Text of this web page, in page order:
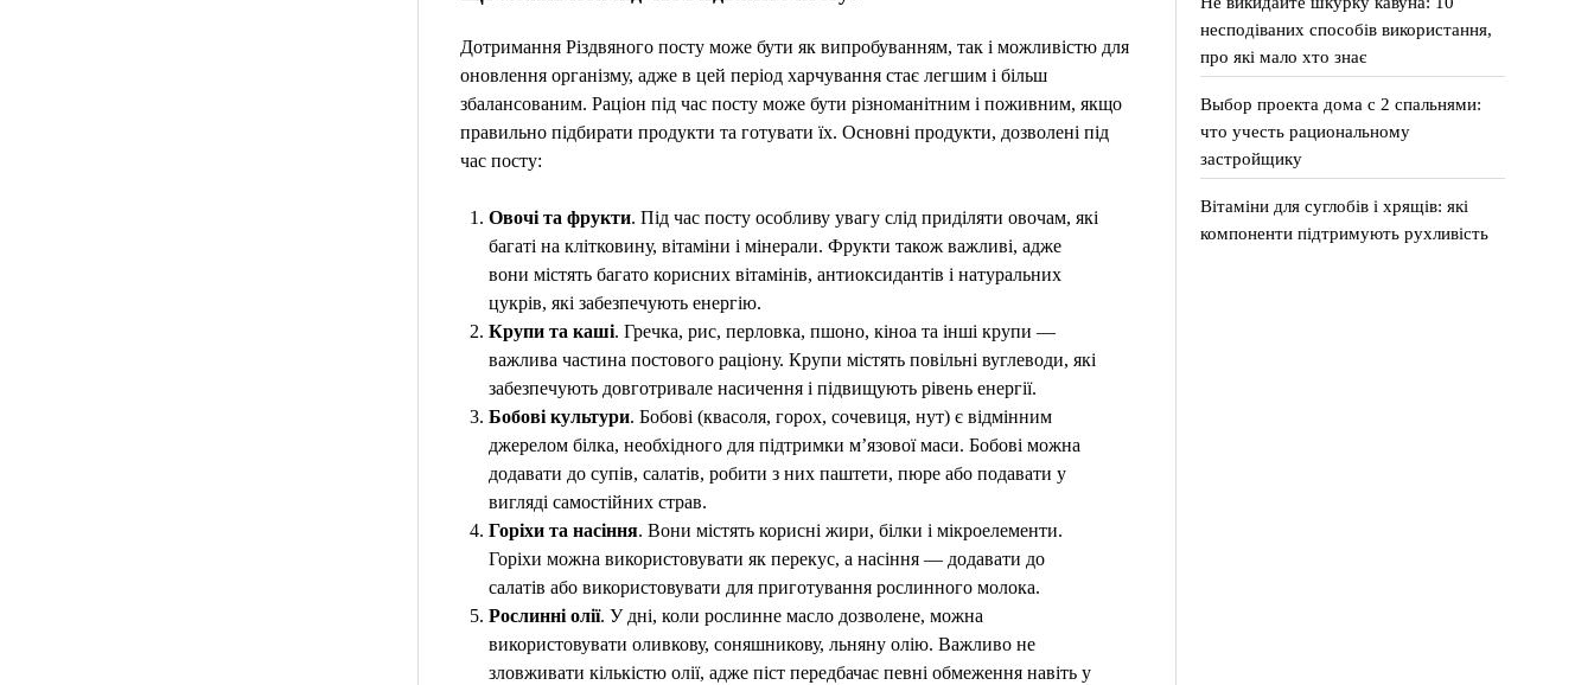
Дотримання Різдвяного посту може бути як випробуванням, так і можливістю для
оновлення організму, адже в цей період харчування стає легшим і більш
збалансованим. Раціон під час посту може бути різноманітним і поживним, якщо
правильно підбирати продукти та готувати їх. Основні продукти, дозволені під
час посту:
Овочі та фрукти. Під час посту особливу увагу слід приділяти овочам, які
багаті на клітковину, вітаміни і мінерали. Фрукти також важливі, адже
вони містять багато корисних вітамінів, антиоксидантів і натуральних
цукрів, які забезпечують енергію.
Крупи та каші. Гречка, рис, перловка, пшоно, кіноа та інші крупи —
важлива частина постового раціону. Крупи містять повільні вуглеводи, які
забезпечують довготривале насичення і підвищують рівень енергії.
Бобові культури. Бобові (квасоля, горох, сочевиця, нут) є відмінним
джерелом білка, необхідного для підтримки м’язової маси. Бобові можна
додавати до супів, салатів, робити з них паштети, пюре або подавати у
вигляді самостійних страв.
Горіхи та насіння. Вони містять корисні жири, білки і мікроелементи.
Горіхи можна використовувати як перекус, а насіння — додавати до
салатів або використовувати для приготування рослинного молока.
Рослинні олії. У дні, коли рослинне масло дозволене, можна
використовувати оливкову, соняшникову, льняну олію. Важливо не
зловживати кількістю олії, адже піст передбачає певні обмеження навіть у
несподіваних способів використання,
про які мало хто знає
Выбор проекта дома с 2 спальнями:
что учесть рациональному
застройщику
Вітаміни для суглобів і хрящів: які
компоненти підтримують рухливість